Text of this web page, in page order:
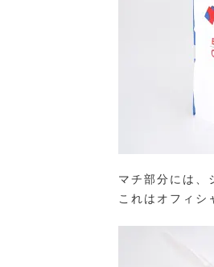
マチ部分には、
これはオフィシ